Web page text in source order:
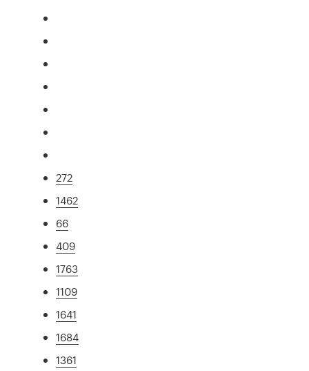
272
1462
66
409
1763
1109
1641
1684
1361